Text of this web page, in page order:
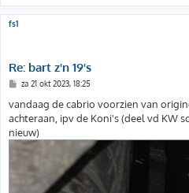
fs1
Re: bart z'n 19's
B
r
i
c
h
t
za 21 okt 2023, 18:25
vandaag de cabrio voorzien van
achteraan, ipv de Koni's (deel vd KW
nieuw)